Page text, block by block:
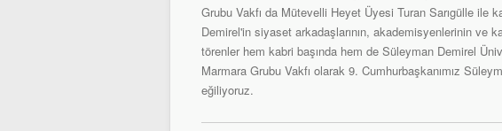
Grubu Vakfı da Mütevelli Heyet Üyesi Turan Sarıgülle ile
Demirel'in siyaset arkadaşlarının, akademisyenlerinin ve
törenler hem kabri başında hem de Süleyman Demirel
Marmara Grubu Vakfı olarak 9. Cumhurbaşkanımız
eğiliyoruz.